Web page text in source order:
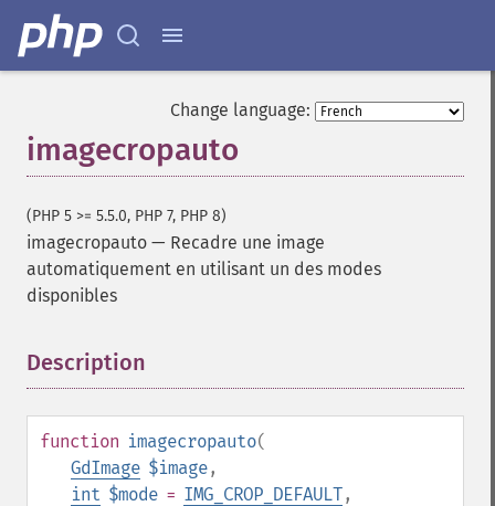
Change language:
imagecropauto
(PHP 5 >= 5.5.0, PHP 7, PHP 8)
imagecropauto — Recadre une image
automatiquement en utilisant un des modes
disponibles
Description
function imagecropauto(
GdImage $image,
int $mode = IMG_CROP_DEFAULT,